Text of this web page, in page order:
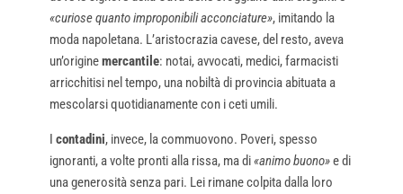
«curiose quanto improponibili acconciature», imitando la
moda napoletana. L’aristocrazia cavese, del resto, aveva
un’originemercantile: notai, avvocati, medici, farmacisti
arricchitisi nel tempo, una nobiltà di provincia abituata a
mescolarsi quotidianamente con i ceti umili.
I contadini, invece, la commuovono. Poveri, spesso
ignoranti, a volte pronti alla rissa, ma di«animo buono»e di
una generosità senza pari. Lei rimane colpita dalla loro